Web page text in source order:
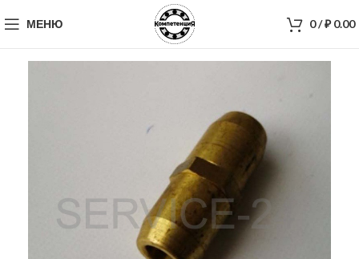
МЕНЮ 0/₽0.00